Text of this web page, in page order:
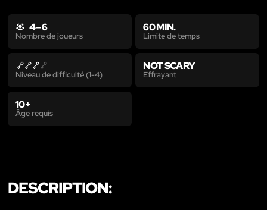
4 – 6
Nombre de joueurs
60 MIN.
Limite de temps
Niveau de difficulté (1-4)
NOT SCARY
Effrayant
10+
Âge requis
DESCRIPTION: